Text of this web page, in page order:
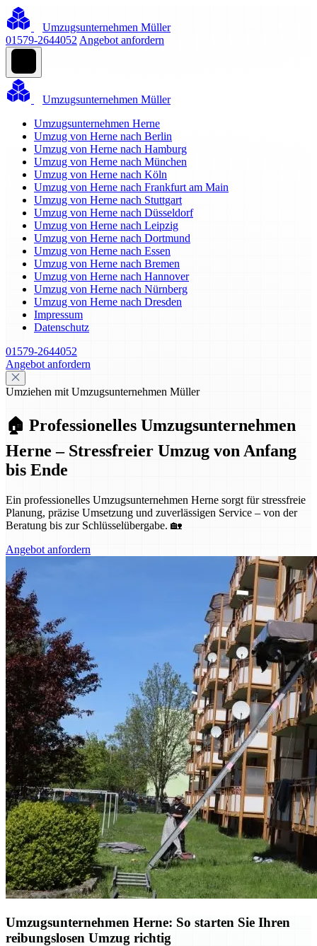
Umzugsunternehmen Müller
01579-2644052 Angebot anfordern
Umzugsunternehmen Müller
Umzugsunternehmen Herne
Umzug von Herne nach Berlin
Umzug von Herne nach Hamburg
Umzug von Herne nach München
Umzug von Herne nach Köln
Umzug von Herne nach Frankfurt am Main
Umzug von Herne nach Stuttgart
Umzug von Herne nach Düsseldorf
Umzug von Herne nach Leipzig
Umzug von Herne nach Dortmund
Umzug von Herne nach Essen
Umzug von Herne nach Bremen
Umzug von Herne nach Hannover
Umzug von Herne nach Nürnberg
Umzug von Herne nach Dresden
Impressum
Datenschutz
01579-2644052
Angebot anfordern
Umziehen mit Umzugsunternehmen Müller
🏠 Professionelles Umzugsunternehmen
Herne – Stressfreier Umzug von Anfang
bis Ende
Ein professionelles Umzugsunternehmen Herne sorgt für stressfreie
Planung, präzise Umsetzung und zuverlässigen Service – von der
Beratung bis zur Schlüsselübergabe. 🏡
Angebot anfordern
Umzugsunternehmen Herne: So starten Sie Ihren
reibungslosen Umzug richtig